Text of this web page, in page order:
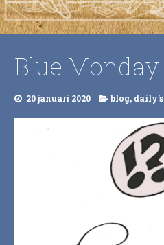
Blue Monday
20 januari 2020 blog, daily's